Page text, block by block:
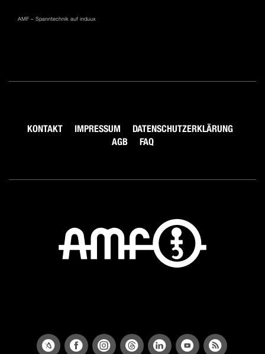
AMF – Spanntechnik auf induux
KONTAKT IMPRESSUM
DATENSCHUTZERKLÄRUNG
AGB
FAQ